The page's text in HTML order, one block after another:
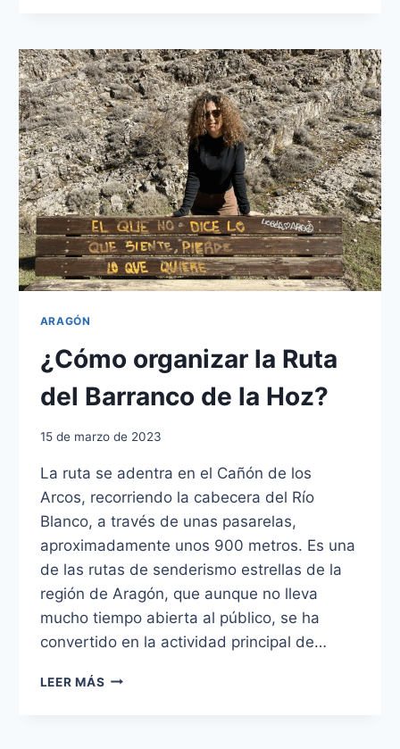
EN
UN
DÍA?
ARAGÓN
¿Cómo organizar la Ruta
del Barranco de la Hoz?
15 de marzo de 2023
La ruta se adentra en el Cañón de los
Arcos, recorriendo la cabecera del Río
Blanco, a través de unas pasarelas,
aproximadamente unos 900 metros. Es una
de las rutas de senderismo estrellas de la
región de Aragón, que aunque no lleva
mucho tiempo abierta al público, se ha
convertido en la actividad principal de…
LEER MÁS ¿CÓMO